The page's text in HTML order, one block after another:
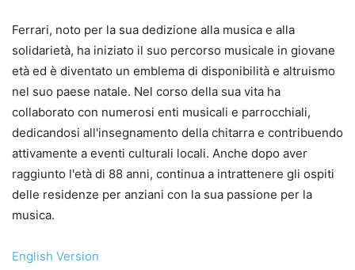
Ferrari, noto per la sua dedizione alla musica e alla
solidarietà, ha iniziato il suo percorso musicale in giovane
età ed è diventato un emblema di disponibilità e altruismo
nel suo paese natale. Nel corso della sua vita ha
collaborato con numerosi enti musicali e parrocchiali,
dedicandosi all'insegnamento della chitarra e contribuendo
attivamente a eventi culturali locali. Anche dopo aver
raggiunto l'età di 88 anni, continua a intrattenere gli ospiti
delle residenze per anziani con la sua passione per la
musica.
English Version